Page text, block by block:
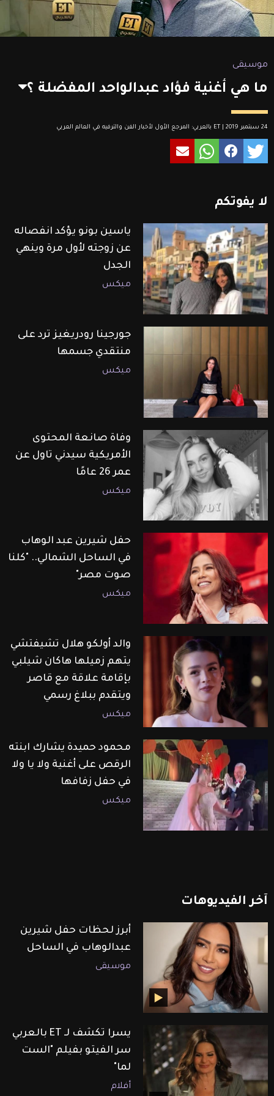
موسيقى
ما هي أغنية فؤاد عبدالواحد المفضلة ؟
24 سبتمبر 2019 | ET بالعربي: المرجع الأول لأخبار الفن والترفيه في العالم العربي
لا يفوتكم
ياسين بونو يؤكد انفصاله
عن زوجته لأول مرة وينهي
الجدل
ميكس
جورجينا رودريغيز ترد على
منتقدي جسمها
ميكس
وفاة صانعة المحتوى
الأمريكية سيدني تاول عن
عمر 26 عامًا
ميكس
حفل شيرين عبد الوهاب
في الساحل الشمالي.. "كلنا
صوت مصر"
ميكس
والد أولكو هلال تشيفتشي
يتهم زميلها هاكان شيلبي
بإقامة علاقة مع قاصر
ويتقدم ببلاغ رسمي
ميكس
محمود حميدة يشارك ابنته
الرقص على أغنية ولا يا ولا
في حفل زفافها
ميكس
آخر الفيديوهات
أبرز لحظات حفل شيرين
عبدالوهاب في الساحل
موسيقى
يسرا تكشف لـ ET بالعربي
سر الفيتو بفيلم "الست
لما"
أفلام